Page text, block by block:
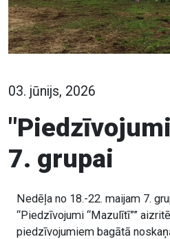
03. jūnijs, 2026
7. grupai
Nedēļa no 18.-22. maijam 7.
“Piedzīvojumi “Mazulītī””
piedzīvojumiem bagātā